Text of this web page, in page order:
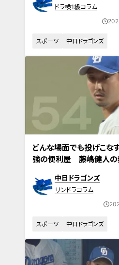
ドラ検1級コラム
スポーツ 中日ドラゴンズ
どんな場面でも投げこな
強の便利屋 藤嶋健人の
中日ドラゴンズ
サンドラコラム
スポーツ 中日ドラゴンズ